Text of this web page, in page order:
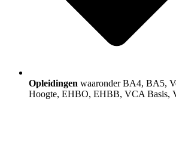
Opleidingen waaronder BA4, BA5,
Hoogte, EHBO, EHBB, VCA Basis,